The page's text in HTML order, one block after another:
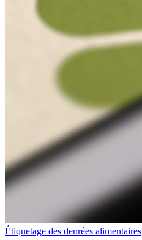
Étiquetage des denrées alimentaires